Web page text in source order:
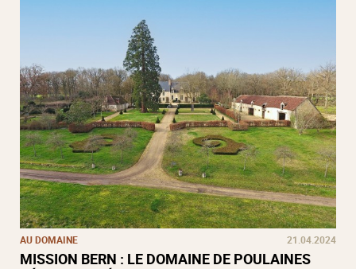
AU DOMAINE 21.04.2024
MISSION BERN : LE DOMAINE DE POULAINES